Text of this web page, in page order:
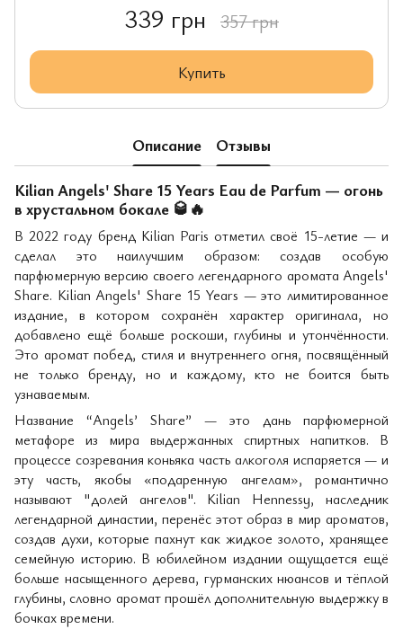
339 грн 357 грн
Купить
Описание Отзывы
Kilian Angels' Share 15 Years Eau de Parfum — огонь
в хрустальном бокале 🥃🔥
В 2022 году бренд Kilian Paris отметил своё 15-летие — и
сделал это наилучшим образом: создав особую
парфюмерную версию своего легендарного аромата Angels'
Share. Kilian Angels' Share 15 Years — это лимитированное
издание, в котором сохранён характер оригинала, но
добавлено ещё больше роскоши, глубины и утончённости.
Это аромат побед, стиля и внутреннего огня, посвящённый
не только бренду, но и каждому, кто не боится быть
узнаваемым.
Название “Angels’ Share” — это дань парфюмерной
метафоре из мира выдержанных спиртных напитков. В
процессе созревания коньяка часть алкоголя испаряется — и
эту часть, якобы «подаренную ангелам», романтично
называют "долей ангелов". Kilian Hennessy, наследник
легендарной династии, перенёс этот образ в мир ароматов,
создав духи, которые пахнут как жидкое золото, хранящее
семейную историю. В юбилейном издании ощущается ещё
больше насыщенного дерева, гурманских нюансов и тёплой
глубины, словно аромат прошёл дополнительную выдержку в
бочках времени.